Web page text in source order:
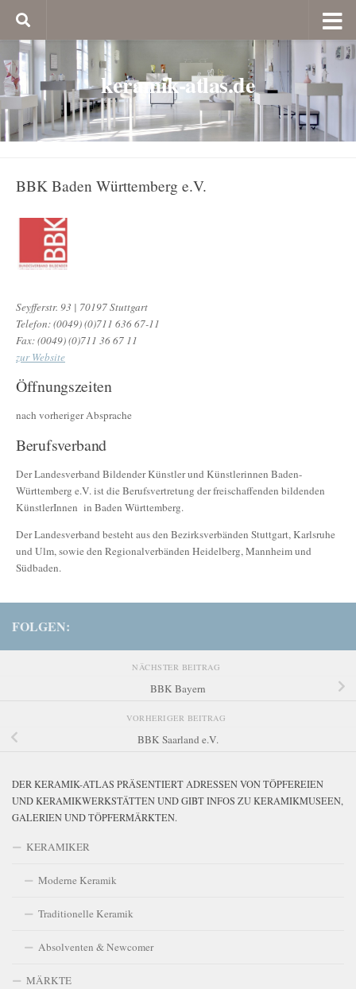
keramik-atlas.de
BBK Baden Württemberg e.V.
Seyfferstr. 93 | 70197 Stuttgart
Telefon: (0049) (0)711 636 67-11
Fax: (0049) (0)711 36 67 11
zur Website
Öffnungszeiten
nach vorheriger Absprache
Berufsverband
Der Landesverband Bildender Künstler und Künstlerinnen Baden-
Württemberg e.V. ist die Berufsvertretung der freischaffenden bildenden
KünstlerInnen in Baden Württemberg.
Der Landesverband besteht aus den Bezirksverbänden Stuttgart, Karlsruhe
und Ulm, sowie den Regionalverbänden Heidelberg, Mannheim und
Südbaden.
FOLGEN:
NÄCHSTER BEITRAG
BBK Bayern
VORHERIGER BEITRAG
BBK Saarland e.V.
DER KERAMIK-ATLAS PRÄSENTIERT ADRESSEN VON TÖPFEREIEN
UND KERAMIKWERKSTÄTTEN UND GIBT INFOS ZU KERAMIKMUSEEN,
GALERIEN UND TÖPFERMÄRKTEN.
KERAMIKER
Moderne Keramik
Traditionelle Keramik
Absolventen & Newcomer
MÄRKTE